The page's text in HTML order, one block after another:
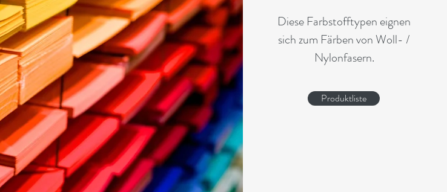
Diese Farbstofftypen eignen
sich zum Färben von Woll- /
Nylonfasern.
Produktliste